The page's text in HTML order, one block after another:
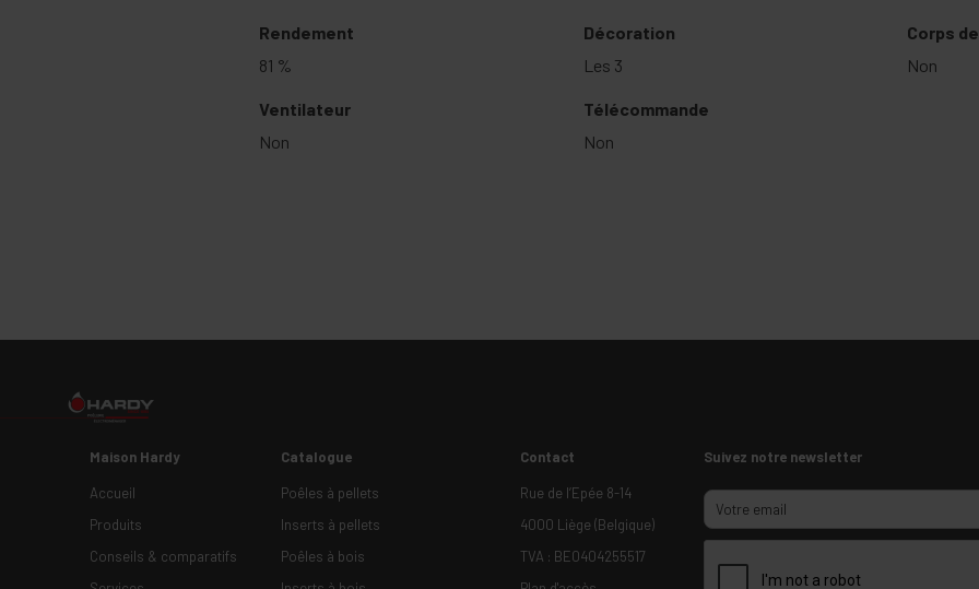
Rendement
81 %
Décoration
Les 3
Corps
Non
Ventilateur
Non
Télécommande
Non
Maison Hardy
Accueil
Produits
Conseils & comparatifs
Catalogue
Poêles à pellets
Inserts à pellets
Poêles à bois
Contact
Rue de l’Epée 8-14
4000 Liège (Belgique)
TVA : BE0404255517
Suivez notre newsletter